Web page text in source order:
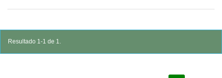
Resultado 1-1 de 1.